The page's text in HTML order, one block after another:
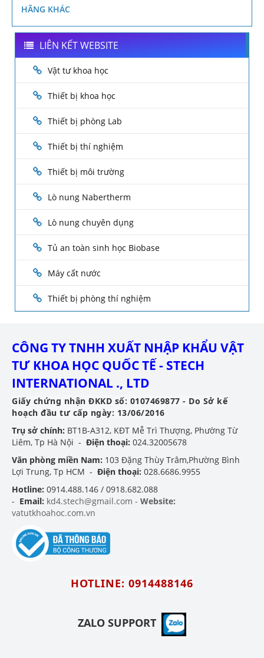
HÃNG KHÁC
LIÊN KẾT WEBSITE
Vật tư khoa học
Thiết bị khoa học
Thiết bị phòng Lab
Thiết bị thí nghiệm
Thiết bị môi trường
Lò nung Nabertherm
Lò nung chuyên dụng
Tủ an toàn sinh học Biobase
Máy cất nước
Thiết bị phòng thí nghiệm
CÔNG TY TNHH XUẤT NHẬP KHẨU VẬT
TƯ KHOA HỌC QUỐC TẾ - STECH
INTERNATIONAL ., LTD
Giấy chứng nhận ĐKKD số: 0107469877 - Do Sở kế
hoạch đầu tư cấp ngày: 13/06/2016
Trụ sở chính: BT1B-A312, KĐT Mễ Trì Thượng, Phường Từ
Liêm, Tp Hà Nội - Điện thoại: 024.32005678
Văn phòng miền Nam: 103 Đặng Thùy Trâm,Phường Bình
Lợi Trung, Tp HCM - Điện thoại: 028.6686.9955
Hotline: 0914.488.146 / 0918.682.088
- Email: kd4.stech@gmail.com - Website:
vatutkhoahoc.com.vn
HOTLINE: 0914488146
ZALO SUPPORT